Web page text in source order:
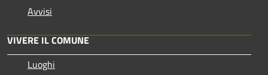
Avvisi
VIVERE IL COMUNE
Luoghi